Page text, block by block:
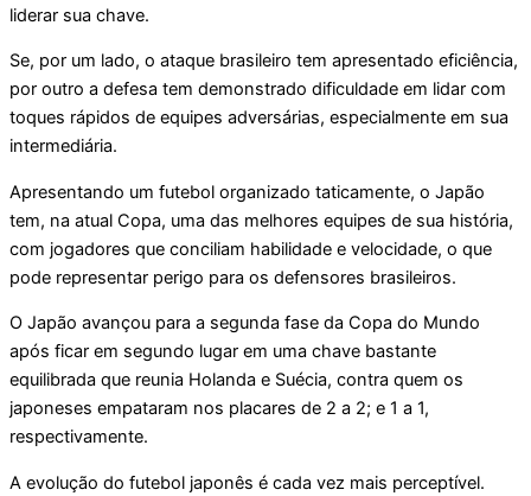
liderar sua chave.
Se, por um lado, o ataque brasileiro tem apresentado eficiência,
por outro a defesa tem demonstrado dificuldade em lidar com
toques rápidos de equipes adversárias, especialmente em sua
intermediária.
Apresentando um futebol organizado taticamente, o Japão
tem, na atual Copa, uma das melhores equipes de sua história,
com jogadores que conciliam habilidade e velocidade, o que
pode representar perigo para os defensores brasileiros.
O Japão avançou para a segunda fase da Copa do Mundo
após ficar em segundo lugar em uma chave bastante
equilibrada que reunia Holanda e Suécia, contra quem os
japoneses empataram nos placares de 2 a 2; e 1 a 1,
respectivamente.
A evolução do futebol japonês é cada vez mais perceptível.